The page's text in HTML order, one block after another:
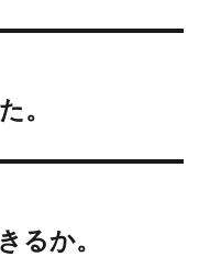
。
るか。